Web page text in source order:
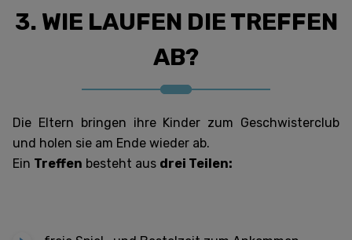
3. WIE LAUFEN DIE TREFFEN
AB?
Die Eltern bringen ihre Kinder zum Geschwisterclub
und holen sie am Ende wieder ab.
Ein Treffen besteht aus drei Teilen: